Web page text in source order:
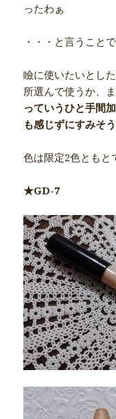
ったわぁ
・・・と言うこと
瞼に使いたいとし
所選んで使うか、
っていうひと手間
も感じずにすみそ
色は限定2色ともと
★GD-7